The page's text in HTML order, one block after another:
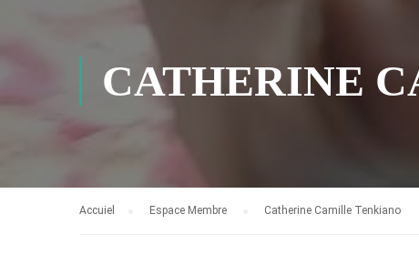
CATHERINE
Accuiel Espace Membre Catherine Camille Tenkiano